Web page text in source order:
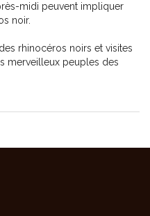
midi peuvent impliquer
noir.
rhinocéros noirs et visites
merveilleux peuples des